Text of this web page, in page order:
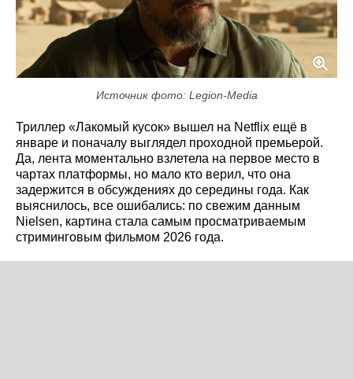
Источник фото: Legion-Media
Триллер «Лакомый кусок» вышел на Netflix ещё в
январе и поначалу выглядел проходной премьерой.
Да, лента моментально взлетела на первое место в
чартах платформы, но мало кто верил, что она
задержится в обсуждениях до середины года. Как
выяснилось, все ошибались: по свежим данным
Nielsen, картина стала самым просматриваемым
стриминговым фильмом 2026 года.